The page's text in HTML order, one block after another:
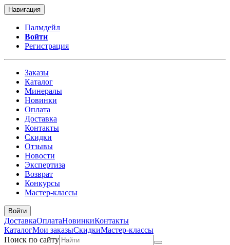
Навигация
Палмдейл
Войти
Регистрация
Заказы
Каталог
Минералы
Новинки
Оплата
Доставка
Контакты
Скидки
Отзывы
Новости
Экспертиза
Возврат
Конкурсы
Мастер-классы
Войти
ДоставкаОплатаНовинкиКонтакты
КаталогМои заказыСкидкиМастер-классы
Поиск по сайту